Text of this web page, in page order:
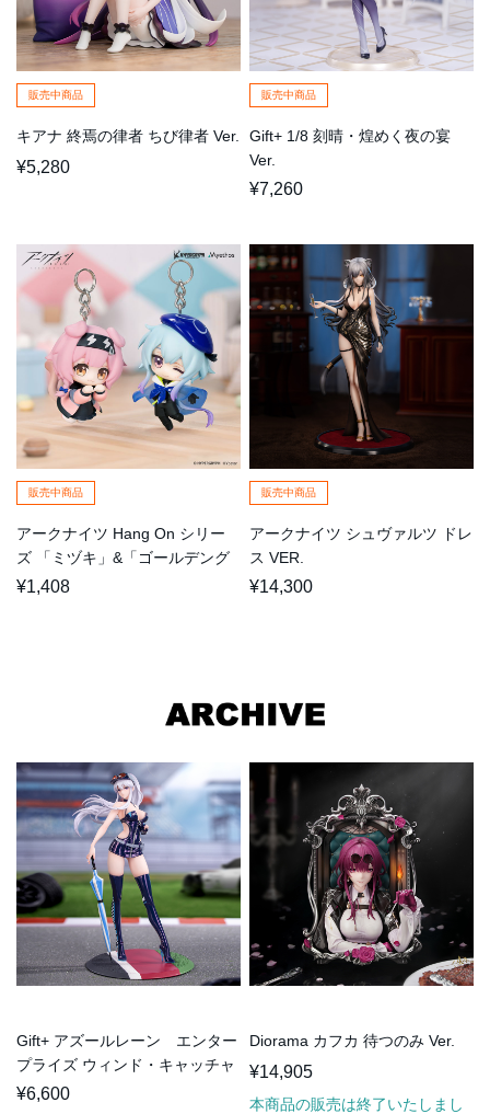
販売中商品
キアナ 終焉の律者 ちび律者 Ver.
¥5,280
販売中商品
Gift+ 1/8 刻晴・煌めく夜の宴
Ver.
¥7,260
販売中商品
アークナイツ Hang On シリー
ズ 「ミヅキ」&「ゴールデング
ロー」
¥1,408
販売中商品
アークナイツ シュヴァルツ ドレ
ス VER.
¥14,300
Gift+ アズールレーン エンター
プライズ ウィンド・キャッチャ
ー
¥6,600
Diorama カフカ 待つのみ Ver.
¥14,905
本商品の販売は終了いたしまし